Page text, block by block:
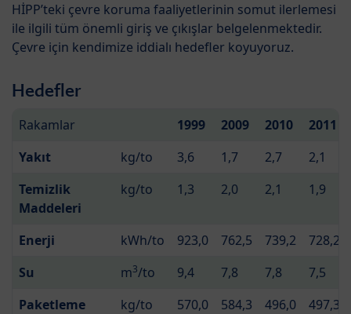
HİPP’teki çevre koruma faaliyetlerinin somut ilerlemesi
ile ilgili tüm önemli giriş ve çıkışlar belgelenmektedir.
Çevre için kendimize iddialı hedefler koyuyoruz.
Hedefler
Rakamlar 1999 2009 2010
2011
Yakıt
kg/to 3,6 1,7 2,7
2,1
Temizlik
Maddeleri
kg/to 1,3 2,0 2,1 1,9
Enerji kWh/to 923,0 762,5 739,2
728,2
Su
m3/to 9,4 7,8 7,8
7,5
Paketleme
kg/to 570,0 584,3 496,0
497,3